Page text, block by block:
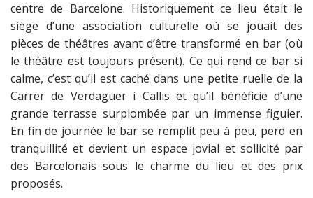
centre de Barcelone. Historiquement ce lieu était le
siège d’une association culturelle où se jouait des
pièces de théâtres avant d’être transformé en bar (où
le théâtre est toujours présent). Ce qui rend ce bar si
calme, c’est qu’il est caché dans une petite ruelle de la
Carrer de Verdaguer i Callis et qu’il bénéficie d’une
grande terrasse surplombée par un immense figuier.
En fin de journée le bar se remplit peu à peu, perd en
tranquillité et devient un espace jovial et sollicité par
des Barcelonais sous le charme du lieu et des prix
proposés.